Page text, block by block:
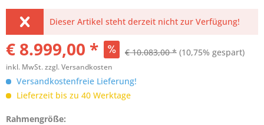
Dieser Artikel steht derzeit nicht zur Verfügung!
€ 8.999,00 * € 10.083,00 * (10,75% gespart)
inkl. MwSt.zzgl. Versandkosten
Versandkostenfreie Lieferung!
Lieferzeit bis zu 40 Werktage
Rahmengröße: